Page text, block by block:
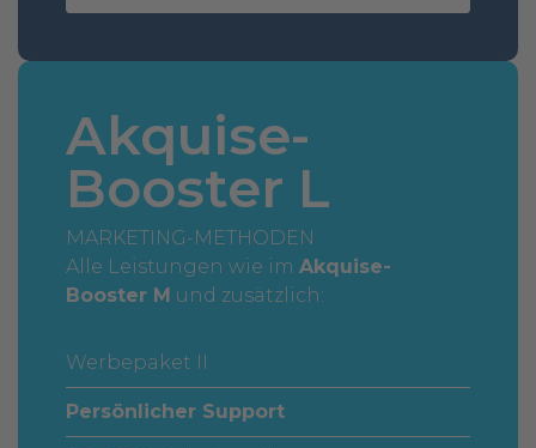
Akquise-
Booster L
MARKETING-METHODEN
Alle Leistungen wie im Akquise-
Booster M und zusätzlich:
Werbepaket II
Persönlicher Support